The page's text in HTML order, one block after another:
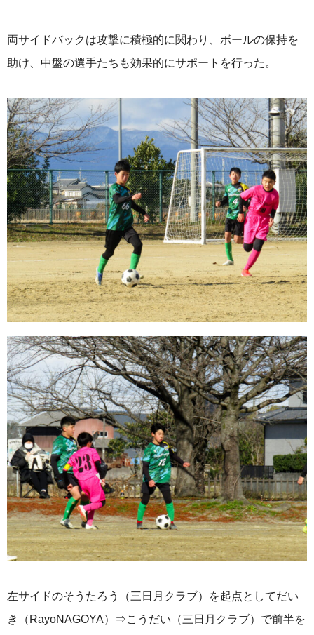
両サイドバックは攻撃に積極的に関わり、ボールの保持を
助け、中盤の選手たちも効果的にサポートを行った。
左サイドのそうたろう（三日月クラブ）を起点としてだい
き（RayoNAGOYA）⇒こうだい（三日月クラブ）で前半を